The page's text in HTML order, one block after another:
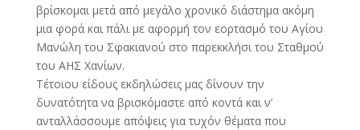
βρίσκομαι μετά από μεγάλο χρονικό διάστημα ακόμη
μια φορά και πάλι με αφορμή τον εορτασμό του Αγίου
Μανώλη του Σφακιανού στο παρεκκλήσι του Σταθμού
του ΑΗΣ Χανίων.
Τέτοιου είδους εκδηλώσεις μας δίνουν την
δυνατότητα να βρισκόμαστε από κοντά και ν’
ανταλλάσσουμε απόψεις για τυχόν θέματα που